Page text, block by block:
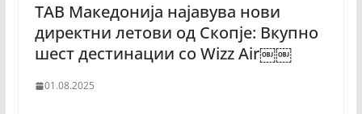
ТАВ Македонија најавува нови
директни летови од Скопје: Вкупно
шест дестинации со Wizz Air￼￼
01.08.2025